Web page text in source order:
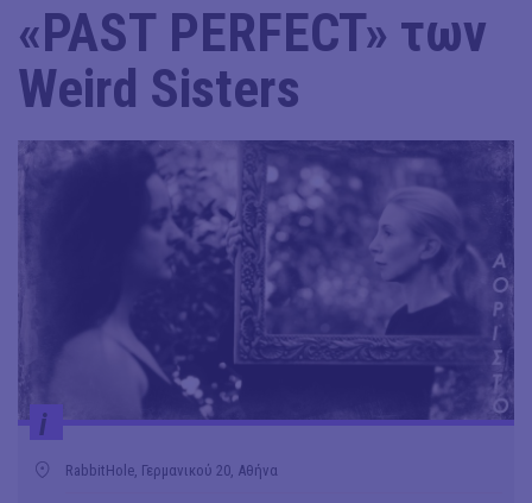
«PAST PERFECT» των
Weird Sisters
i
RabbitHole, Γερμανικού 20, Αθήνα